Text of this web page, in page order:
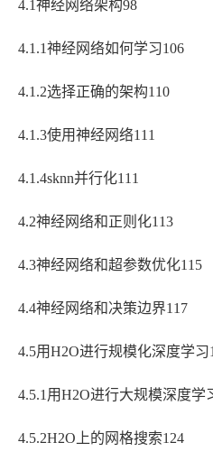
4.1神经网络架构98
4.1.1神经网络如何学习106
4.1.2选择正确的架构110
4.1.3使用神经网络111
4.1.4sknn并行化111
4.2神经网络和正则化113
4.3神经网络和超参数优化115
4.4神经网络和决策边界117
4.5用H2O进行规模化深度学习
4.5.1用H2O进行大规模深度学
4.5.2H2O上的网格搜索124